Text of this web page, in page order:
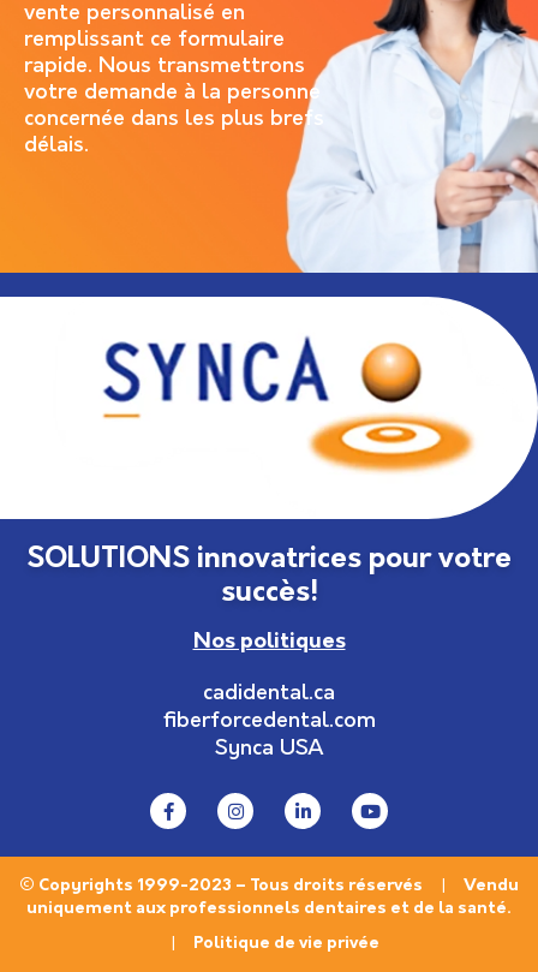
vente personnalisé en
remplissant ce formulaire
rapide. Nous transmettrons
votre demande à la personne
concernée dans les plus brefs
délais.
SOLUTIONS innovatrices pour votre
succès!
Nos politiques
cadidental.ca
fiberforcedental.com
Synca USA
© Copyrights 1999-2023 – Tous droits réservés | Vendu
uniquement aux professionnels dentaires et de la santé.
Politique de vie privée